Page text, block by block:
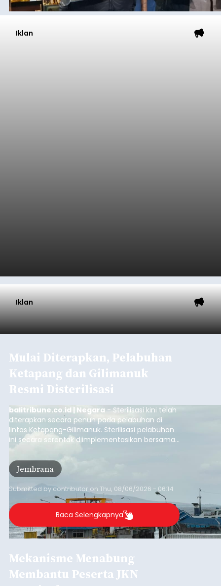
Iklan
Iklan
Mulai Diterapkan, Pelabuhan
Ketapang dan Gilimanuk
Resmi Disterilisasi
balitribune.co.id | Negara - Sterilisasi kini telah
diterapkan secara penuh pada pelabuhan di
lintas Ketapang-Gilimanuk. Sterilisasi pelabuhan
ini secara serentak diimplementasikan bersama
empat pelabuhan utama lainnya, yakni
Pelabuhan Merak, Bakauheni, Kayangan, dan
Lembar pada Rabu (5/8/2026).
Jembrana
Submitted by contributor on Thu, 08/06/2026 - 06:14
Baca Selengkapnya
Mekanisme Menabung
Membantu Peserta JKN